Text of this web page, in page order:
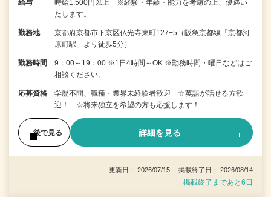
給与
時給1,500円以上 ※経験・年齢・能力を考慮の上、優遇い
たします。
勤務地
京都府京都市下京区仏光寺東町127−5（阪急京都線「京都河
原町駅」より徒歩5分）
勤務時間
9：00～19：00 ※1日4時間～OK ※勤務時間・曜日などはご
相談ください。
応募資格
学歴不問、職種・業界未経験者歓迎 ☆英語が話せる方歓
迎！ ☆将来独立を希望の方も応援します！
後で見る 詳細を見る
更新日： 2026/07/15 掲載終了日： 2026/08/14
掲載終了まであと6日